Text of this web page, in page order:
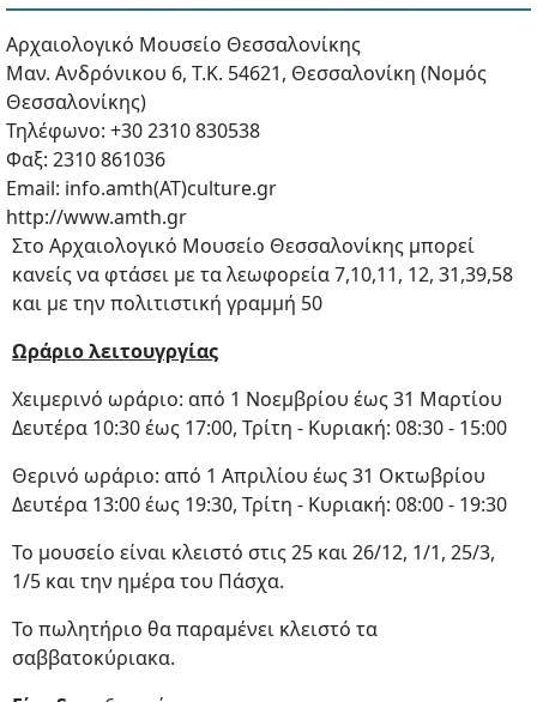
Αρχαιολογικό Μουσείο Θεσσαλονίκης
Μαν. Ανδρόνικου 6, Τ.Κ. 54621, Θεσσαλονίκη (Νομός
Θεσσαλονίκης)
Τηλέφωνο: +30 2310 830538
Φαξ: 2310 861036
Email: info.amth(ΑΤ)culture.gr
http://www.amth.gr
Στο Αρχαιολογικό Μουσείο Θεσσαλονίκης μπορεί
κανείς να φτάσει με τα λεωφορεία 7,10,11, 12, 31,39,58
και με την πολιτιστική γραμμή 50
Ωράριο λειτουγργίας
Χειμερινό ωράριο: από 1 Νοεμβρίου έως 31 Μαρτίου
Δευτέρα 10:30 έως 17:00, Τρίτη - Κυριακή: 08:30 - 15:00
Θερινό ωράριο: από 1 Απριλίου έως 31 Οκτωβρίου
Δευτέρα 13:00 έως 19:30, Τρίτη - Κυριακή: 08:00 - 19:30
Το μουσείο είναι κλειστό στις 25 και 26/12, 1/1, 25/3,
1/5 και την ημέρα του Πάσχα.
Το πωλητήριο θα παραμένει κλειστό τα
σαββατοκύριακα.